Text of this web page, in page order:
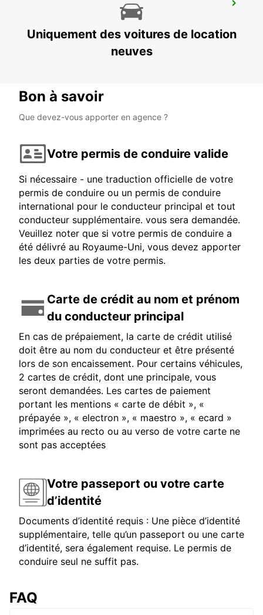
DOHA AIRPORT CHAUFFEUR DRIVE
Uniquement des voitures de location
neuves
Bon à savoir
Que devez-vous apporter en agence ?
Votre permis de conduire valide
Si nécessaire - une traduction officielle de votre
permis de conduire ou un permis de conduire
international pour le conducteur principal et tout
conducteur supplémentaire. vous sera demandée.
Veuillez noter que si votre permis de conduire a
été délivré au Royaume-Uni, vous devez apporter
les deux parties de votre permis.
Carte de crédit au nom et prénom
du conducteur principal
En cas de prépaiement, la carte de crédit utilisé
doit être au nom du conducteur et être présenté
lors de son encaissement. Pour certains véhicules,
2 cartes de crédit, dont une principale, vous
seront demandées. Les cartes de paiement
portant les mentions « carte de débit », «
prépayée », « electron », « maestro », « ecard »
imprimées au recto ou au verso de votre carte ne
sont pas acceptées
Votre passeport ou votre carte
d’identité
Documents d’identité requis : Une pièce d’identité
supplémentaire, telle qu’un passeport ou une carte
d’identité, sera également requise. Le permis de
conduire seul ne suffit pas.
FAQ